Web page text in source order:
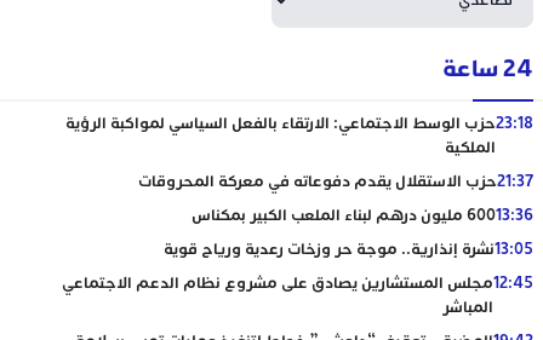
24 ساعة
23:18حزب الوسط الاجتماعي: الارتقاء بالفعل السياسي لمواكبة الرؤية
الملكية
21:37حزب الاستقلال يقدم دفوعاته في معركة المحروقات
13:36600 مليون درهم لبناء الملعب الكبير بمكناس
13:05نشرة إنذارية.. موجة حر وزخات رعدية ورياح قوية
12:45مجلس المستشارين يصادق على مشروع نظام الدعم الاجتماعي
المباشر